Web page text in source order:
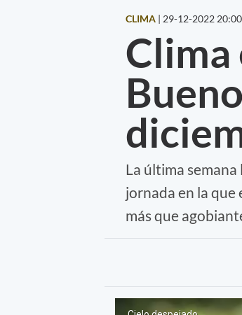
CLIMA | 29-12-2022 20:00
Clima
La última
jornada en la
más que